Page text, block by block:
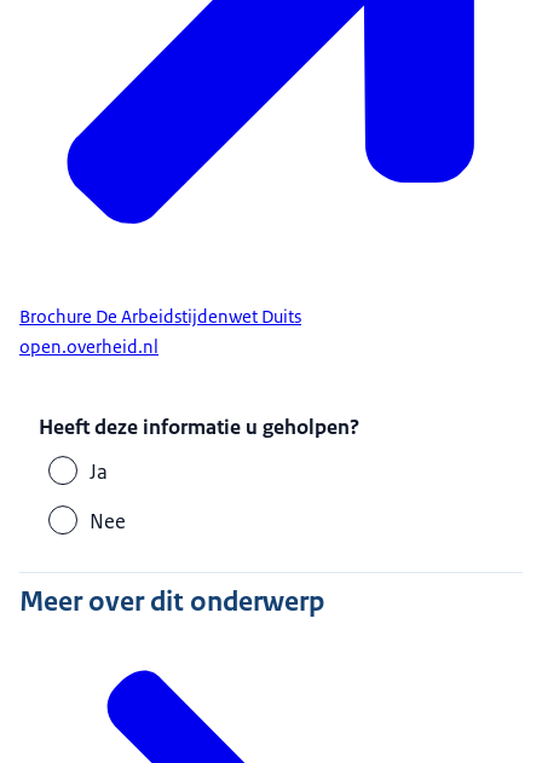
Brochure De Arbeidstijdenwet Duits
open.overheid.nl
Heeft deze informatie u geholpen?
Ja
Nee
Meer over dit onderwerp